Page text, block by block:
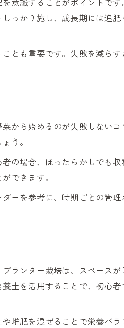
意識することがポイントです
っかり施し、成長期には追肥
とも重要です。失敗を減らす
から始めるのが失敗しない
う。
の場合、ほったらかしでも
できます。
ーを参考に、時期ごとの管理
ランター栽培は、スペースが
土を活用することで、初心者
堆肥を混ぜることで栄養バラ